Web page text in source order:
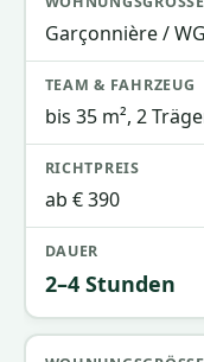
Garçonnière /
bis 35 m², 2
ab € 390
2–4 Stunden